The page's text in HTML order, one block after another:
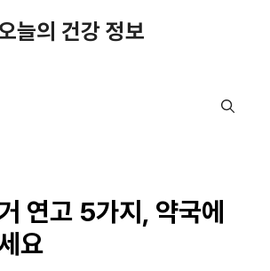
늘의 건강 정보
연고 5가지, 약국에
요